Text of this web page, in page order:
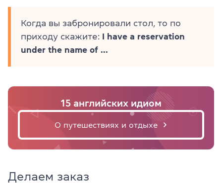
Когда вы забронировали стол, то по
приходу скажите: I have a reservation
under the name of ...
15 английских идиом
О путешествиях и отдыхе
Делаем заказ